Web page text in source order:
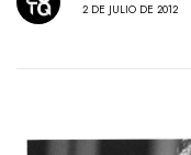
2 DE JULIO DE 2012